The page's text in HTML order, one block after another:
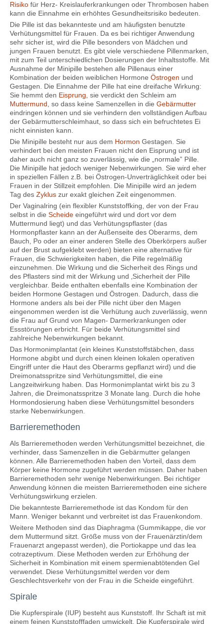
Risiko für Herz- Kreislauferkrankungen oder Thrombosen haben
kann die Einnahme ein erhöhtes Gesundheitsrisiko bedeuten.
Die Pille ist das bekannteste und am häufigsten benutzte
Verhütungsmittel für Frauen. Da es bei richtiger Anwendung
sehr sicher ist, wird die Pille besonders von Mädchen und
jungen Frauen benutzt. Es gibt viele verschiedene Pillenmarken,
mit zum Teil unterschiedlichen Dosierungen der Inhaltsstoffe. Mit
Ausnahme der Minipille bestehen alle Pillenaus einer
Kombination der beiden weiblichen Hormone Östrogen und
Gestagen. Die Einnahme der Pille hat eine dreifache Wirkung:
Sie hemmt den Eisprung , sie verdickt den Schleim am
Muttermund , so dass keine Samenzellen in die Gebärmutter
eindringen können und sie verhindern den vollständigen Aufbau
der Gebärmutterschleimhaut, so dass sich ein befruchtetes Ei
nicht einnisten kann.
Die Minipille besteht nur aus dem Hormon Gestagen. Sie
verhindert bei den meisten Frauen nicht den Eisprung und ist
daher auch nicht ganz so zuverlässig, wie die „normale” Pille.
Die Minipille hat jedoch weniger Nebenwirkungen. Sie wird eher
in speziellen Fällen z.B. bei Östrogen-Unverträglichkeit oder bei
Frauen in der Stillzeit empfohlen. Die Minipille wird an jedem
Tag des Zyklus zur exakt gleichen Zeit eingenommen.
Der Vaginalring (ein flexibler Kunststoffking, der von der Frau
selbst in die Scheide eingeführt wird und dort vor dem
Muttermund liegt) und das Verhütungspflaster (das
Hormonpflaster kann an der Außenseite des Oberarms, dem
Bauch, Po oder an einer anderen Stelle des Oberkörpers außer
auf der Brust aufgeklebt werden) bieten eine alternative für
Frauen, die Schwierigkeiten haben, die Pille regelmäßig
einzunehmen. Die Wirkung und die Sicherheit des Rings und
des Pflasters sind mit der Wirkung und ‚Sicherheit der Pille
vergleichbar. Beide enthalten ebenfalls eine Kombination der
beiden Hormone Gestagen und Östrogen. Dadurch, dass die
Hormone anders als bei der Pille nicht über den Magen
eingenommen werden ist die Verhütung auch zuverlässig, wenn
die Frau auf Grund von Magen- Darmerkrankungen oder
Essstörungen erbricht. Für beide Verhütungsmittel sind
zahlreiche Nebenwirkungen bekannt.
Das Hormonimplantat (ein kleines Kunststoffstäbchen, dass
Hormone abgibt und durch einen kleinen lokalen operativen
Eingriff unter die Haut des Oberarms gepflanzt wird) und die
Dreimonatsspritze sind Verhütungsmittel, die eine
Langzeitwirkung haben. Das Hormonimplantat wirkt bis zu 3
Jahren, die Dreimonatsspritze 3 Monate lang. Durch die hohe
Hormondosierung haben diese Verhütungsmittel besonders
starke Nebenwirkungen.
Barrieremethoden
Als Barrieremethoden werden Verhütungsmittel bezeichnet, die
verhinder, dass Samenzellen in die Gebärmutter gelangen
können. Alle Barrieremethoden haben den Vorteil, dass dem
Körper keine Hormone zugeführt werden müssen. Daher haben
Barrieremethoden sehr wenige Nebenwirkungen. Bei richtiger
Anwendung können die meisten Barrieremethoden eine sichere
Verhütungswirkung erzielen.
Die bekannteste Barrieremethode ist das Kondom für den
Mann. Weniger bekannt und verbreitet ist das Frauenkondom.
Weitere Methoden sind das Diaphragma (Gummikappe, die vor
dem Muttermund sitzt. Größe muss von der Frauenärztin/dem
Frauenarzt angepasst werden), die Portiokappe und das lea
cotrazeptivum. Diese Methoden werden zur Erhöhung der
Sicherheit in Kombination mit einem spermienabtötenden Gel
verwendet. Diese Verhütungsmittel werden vor dem
Geschlechtsverkehr von der Frau in die Scheide eingeführt.
Spirale
Die Kupferspirale (IUP) besteht aus Kunststoff. Ihr Schaft ist mit
einem feinen Kunststofffaden umwickelt. Die Kupferspirale wird